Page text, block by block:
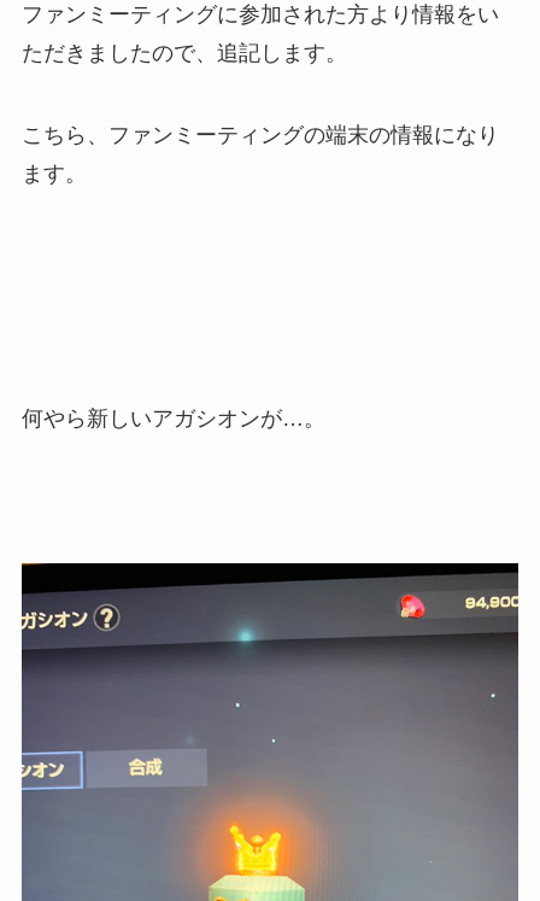
ファンミーティングに参加された方より情報をい
ただきましたので、追記します。
こちら、ファンミーティングの端末の情報になり
ます。
何やら新しいアガシオンが…。